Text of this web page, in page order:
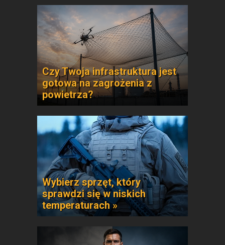
Czy Twoja infrastruktura jest
gotowa na zagrożenia z
powietrza?
Wybierz sprzęt, który
sprawdzi się w niskich
temperaturach »